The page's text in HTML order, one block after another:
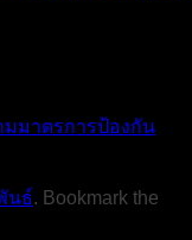
มมาตรการป้องกัน
นธ์. Bookmark the